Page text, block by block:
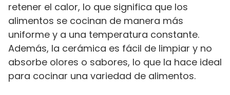
retener el calor, lo que significa que los
alimentos se cocinan de manera más
uniforme y a una temperatura constante.
Además, la cerámica es fácil de limpiar y no
absorbe olores o sabores, lo que la hace ideal
para cocinar una variedad de alimentos.